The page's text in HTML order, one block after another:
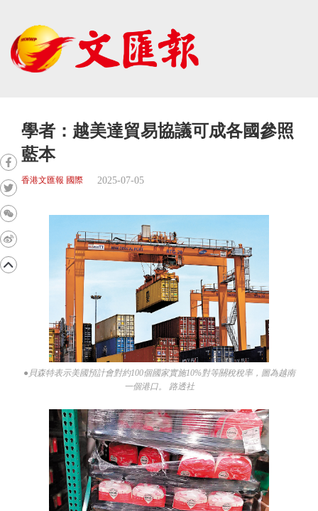
學者：越美達貿易協議可成各國參照
藍本
香港文匯報 國際 2025-07-05
●貝森特表示美國預計會對約100個國家實施10%對等關稅稅率，圖為越南
一個港口。 路透社